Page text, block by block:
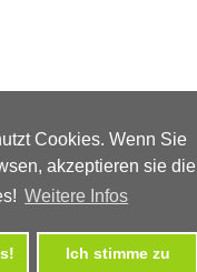
Cookies. Wenn Sie
akzeptieren sie die
Weitere Infos
Ich stimme zu